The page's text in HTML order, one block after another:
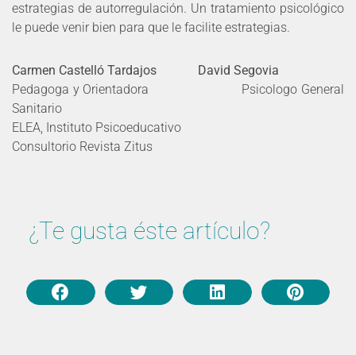
estrategias de autorregulación. Un tratamiento psicológico
le puede venir bien para que le facilite estrategias.
Carmen Castelló Tardajos David Segovia
Pedagoga y Orientadora Psicologo General
Sanitario
ELEA, Instituto Psicoeducativo
Consultorio Revista Zitus
¿Te gusta éste artículo?